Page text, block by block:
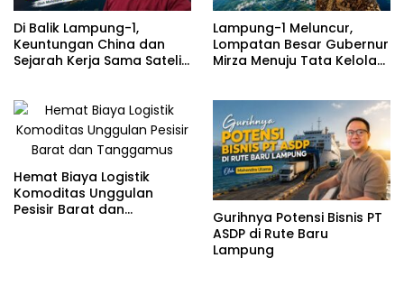
Di Balik Lampung-1,
Keuntungan China dan
Sejarah Kerja Sama Satelit
Lampung-1 Meluncur,
Lompatan Besar Gubernur
Mirza Menuju Tata Kelola
Hemat Biaya Logistik
Komoditas Unggulan
Pesisir Barat dan
Gurihnya Potensi Bisnis PT
ASDP di Rute Baru
Lampung